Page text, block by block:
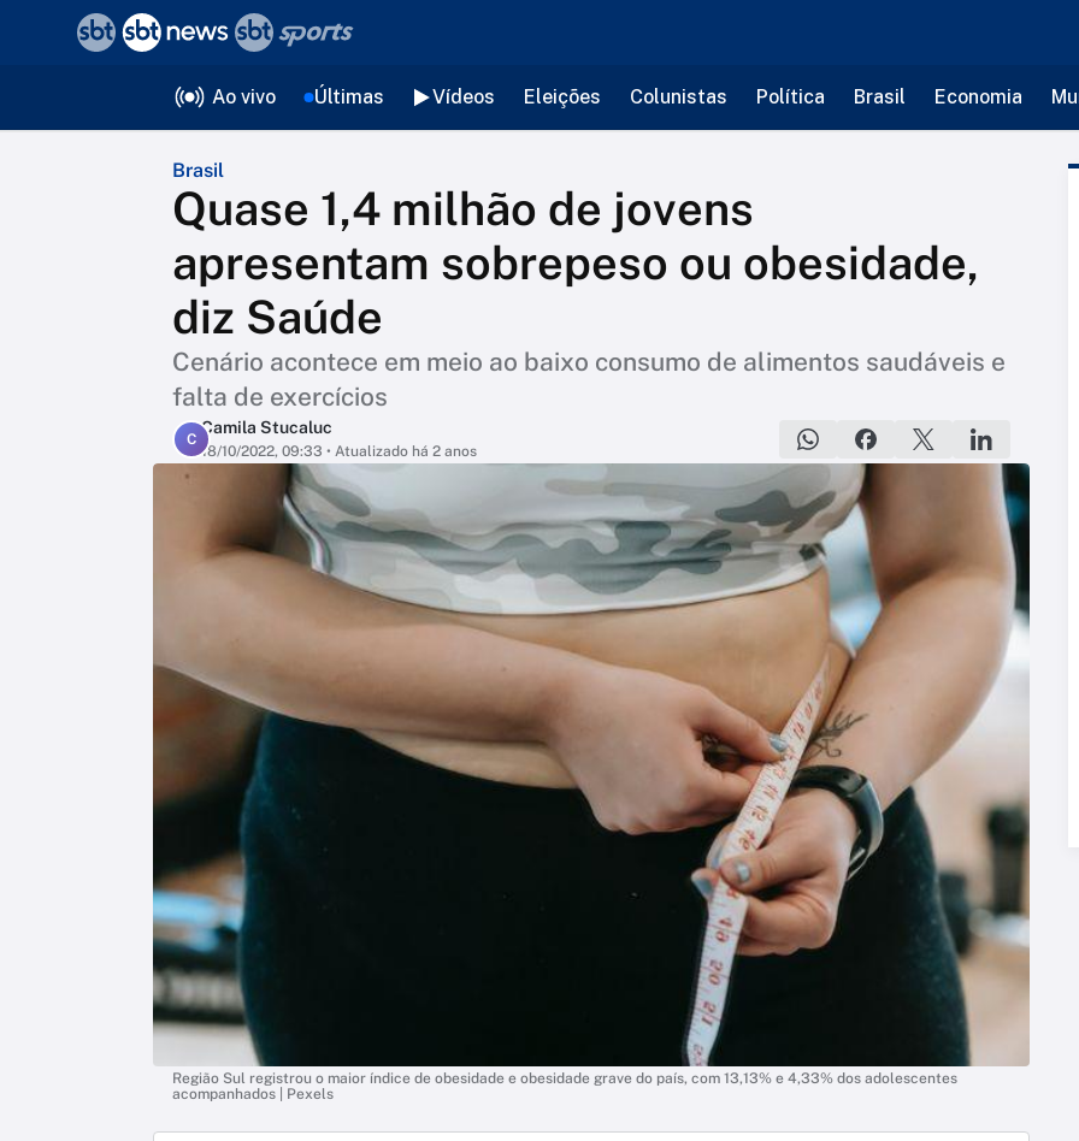
Ao vivo Últimas Vídeos Eleições Colunistas Política Brasil Economia
Brasil
Quase 1,4 milhão de jovens
apresentam sobrepeso ou obesidade,
diz Saúde
Cenário acontece em meio ao baixo consumo de alimentos saudáveis e
falta de exercícios
C
Camila Stucaluc
18/10/2022, 09:33 • Atualizado há 2 anos
Região Sul registrou o maior índice de obesidade e obesidade grave do país, com 13,13% e 4,33% dos adolescentes
acompanhados | Pexels
voltar
Editorias